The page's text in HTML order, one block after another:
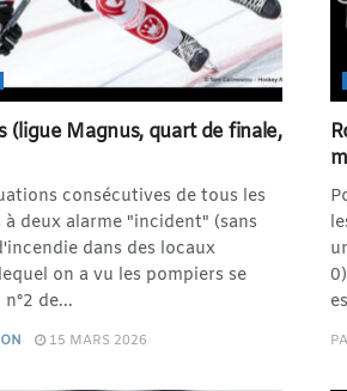
(ligue Magnus, quart de finale,
consécutives de tous les
deux alarme "incident" (sans
dans des locaux
on a vu les pompiers se
de...
15 MARS 2026